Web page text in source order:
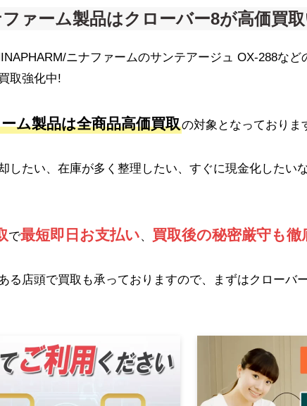
ァーム製品はクローバー8が高価買取
ニナファームのサンテアージュ OX-288な
取強化中!
ム製品は全商品高価買取の対象となっておりま
したい、在庫が多く整理したい、すぐに現金化したい
で最短即日お支払い、 買取後の秘密厳守も徹
る店頭で買取も承っておりますので、まずはクローバ